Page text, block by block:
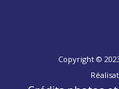
Copyright ©